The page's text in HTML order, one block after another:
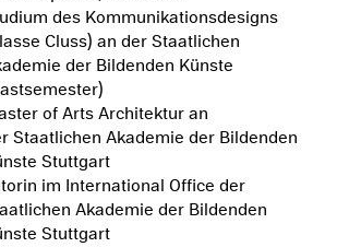
des Kommunikationsdesigns
Cluss) an der Staatlichen
der Bildenden Künste
of Arts Architektur an
Staatlichen Akademie der Bildenden
Stuttgart
im International Office der
Akademie der Bildenden
Stuttgart